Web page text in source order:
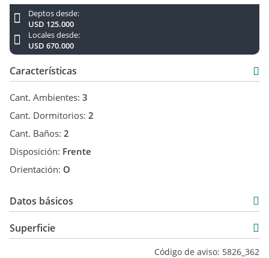
Deptos desde:
USD 125.000
Locales desde:
USD 670.000
Características
Cant. Ambientes: 3
Cant. Dormitorios: 2
Cant. Baños: 2
Disposición: Frente
Orientación: O
Datos básicos
Venta
Superficie
Código de aviso: 5826_362